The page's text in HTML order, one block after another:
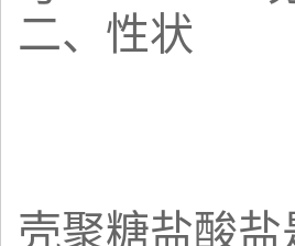
二、性状
壳聚糖盐酸